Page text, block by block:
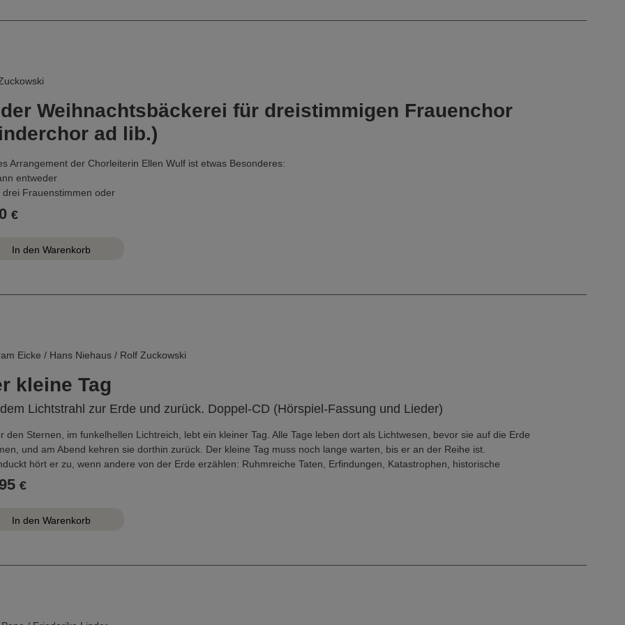
Weihnachtsbäckerei für dreistimmigen Frauenchor
ad lib.)
Arrangement der Chorleiterin Ellen Wulf ist etwas Besonderes:
entweder
drei Frauenstimmen oder
einem Kinderchor im Melodiegesang mit Erwachsenen in den Harmoniestimmen
werden.
Das Playback ist erhältlich auf www.musik-fuer-dich.de oder bei Streaming-Diensten.
€
Eicke / Hans Niehaus / Rolf Zuckowski
kleine Tag
Lichtstrahl zur Erde und zurück. Doppel-CD (Hörspiel-Fassung und Lieder)
den Sternen, im funkelhellen Lichtreich, lebt ein kleiner Tag. Alle Tage leben dort als Lichtwesen, bevor sie auf die Erde
und am Abend kehren sie dorthin zurück. Der kleine Tag muss noch lange warten, bis er an der Reihe ist.
hört er zu, wenn andere von der Erde erzählen: Ruhmreiche Taten, Erfindungen, Katastrophen, historische
...
Und endlich ist es soweit ...
sowie den Kinderpreis der papageno-Kinderjury des WDR "POLDI 2001".
€